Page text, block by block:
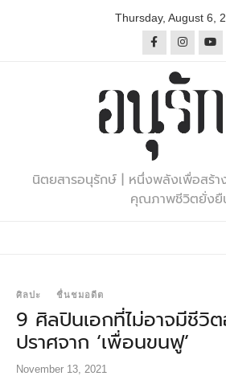
Thursday, August 6,
นิตยสารอนุรักษ์ | หนึ่งพลังเพื่อสร้า
คุณภาพชีวิตยั่งยื
ศิลปะ ชื่นชมอดีต
9 ศิลปินเอกที่ไม่อาจมีชีวิ
ปราศจาก ‘เพื่อนขนฟู’
November 13, 2021